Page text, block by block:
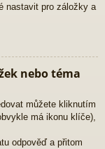
nastavit pro záložky a
nebo téma
můžete kliknutím
má ikonu klíče),
odpověď a přitom